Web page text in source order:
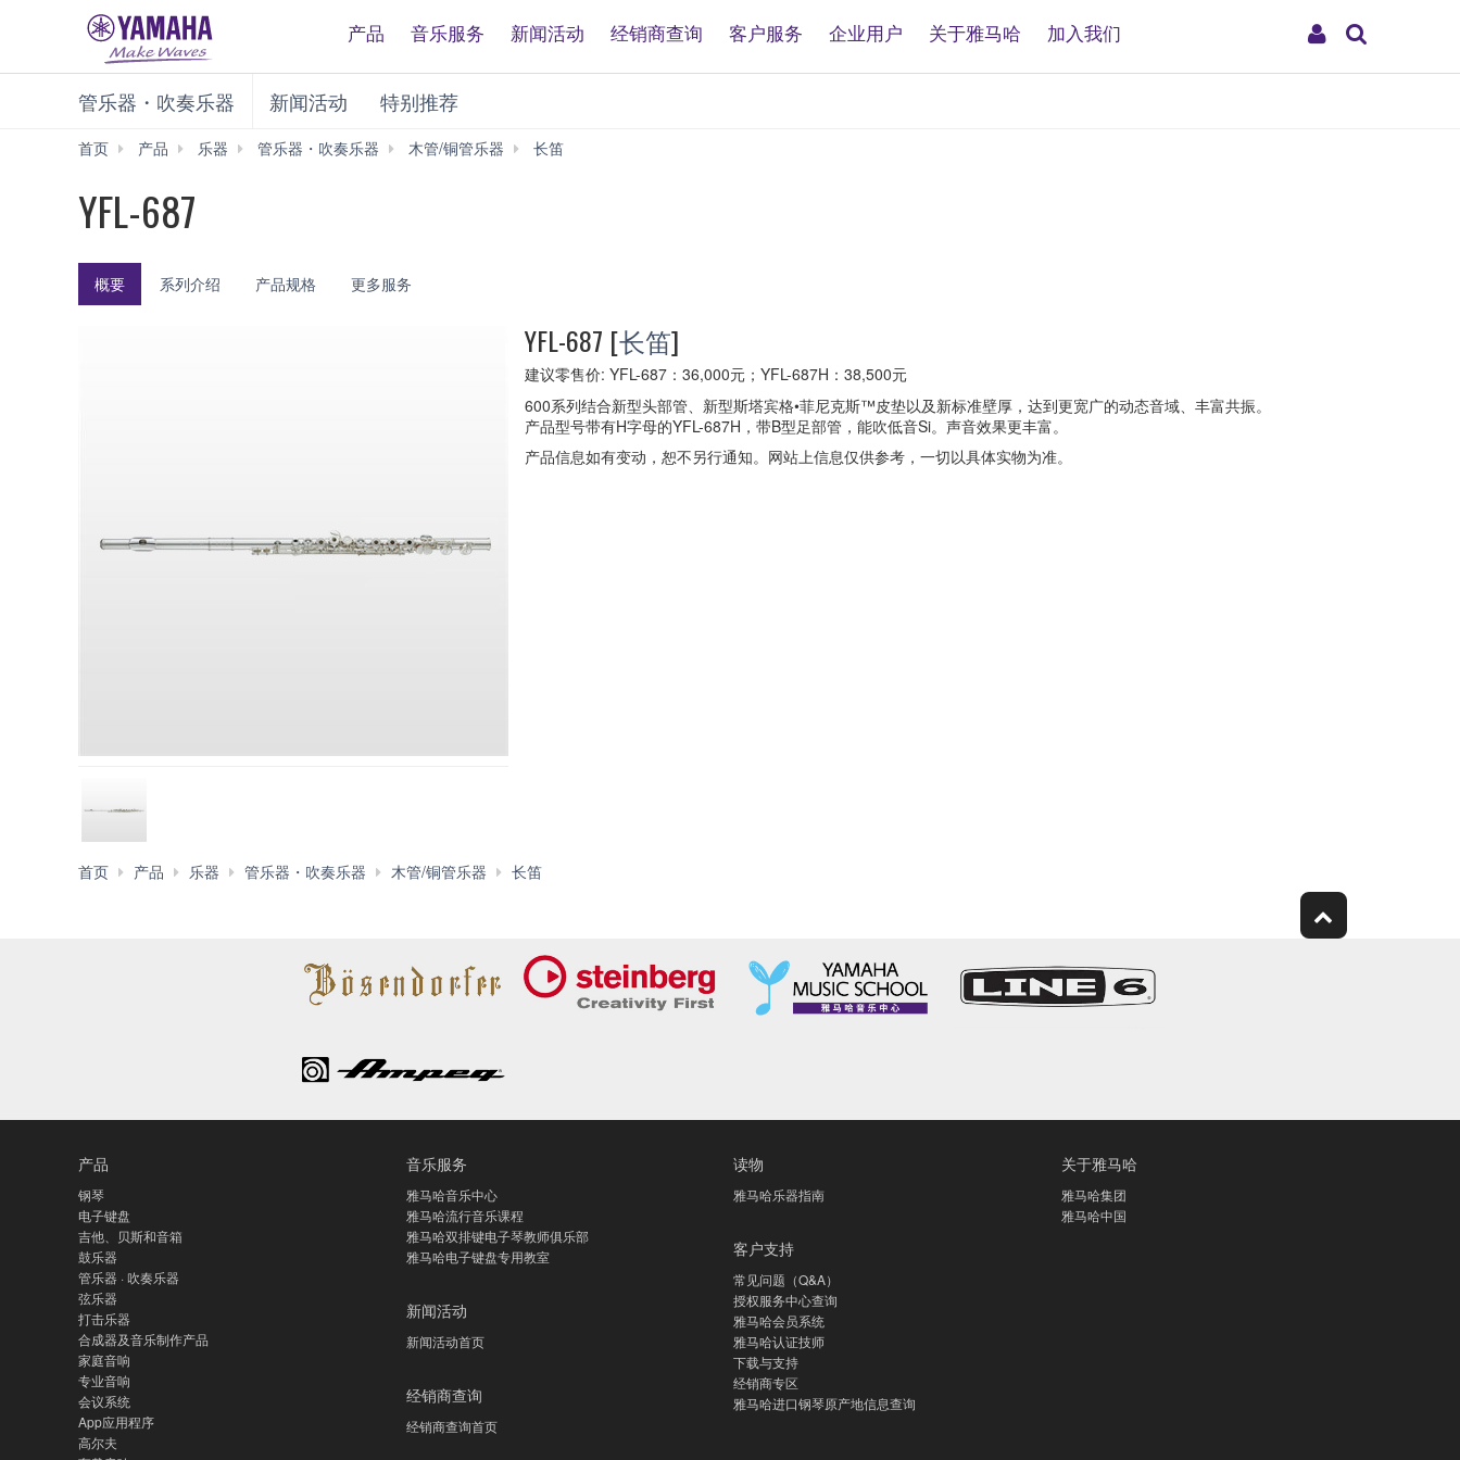
My
产品 音乐服务 新闻活动 经销商查询 客户服务 企业用户 关于雅马哈 加入我们
管乐器・吹奏乐器 新闻活动 特别推荐
首页 产品 乐器 管乐器・吹奏乐器 木管/铜管乐器
长笛
YFL-687
概要 系列介绍 产品规格 更多服务
YFL-687 [长笛]
建议零售价: YFL-687：36,000元；YFL-687H：38,500元
600系列结合新型头部管、新型斯塔宾格•菲尼克斯™皮垫以及新标准壁厚，达到更宽广的动态音域、丰富共振。
产品型号带有H字母的YFL-687H，带B型足部管，能吹低音Si。声音效果更丰富。
产品信息如有变动，恕不另行通知。网站上信息仅供参考，一切以具体实物为准。
首页 产品 乐器 管乐器・吹奏乐器 木管/铜管乐器 长笛
产品
钢琴
电子键盘
吉他、贝斯和音箱
鼓乐器
管乐器 · 吹奏乐器
弦乐器
打击乐器
合成器及音乐制作产品
家庭音响
专业音响
会议系统
App应用程序
高尔夫
音乐服务
雅马哈音乐中心
雅马哈流行音乐课程
雅马哈双排键电子琴教师俱乐部
雅马哈电子键盘专用教室
新闻活动
新闻活动首页
经销商查询
经销商查询首页
读物
雅马哈乐器指南
客户支持
常见问题（Q&A）
授权服务中心查询
雅马哈会员系统
雅马哈认证技师
下载与支持
经销商专区
雅马哈进口钢琴原产地信息查询
关于雅马哈
雅马哈集团
雅马哈中国